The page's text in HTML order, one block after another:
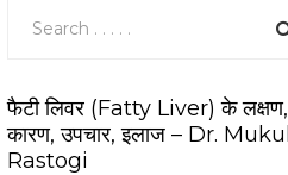
फैटी लिवर (Fatty Liver) के लक्षण,
कारण, उपचार, इलाज – Dr. Mukul
Rastogi